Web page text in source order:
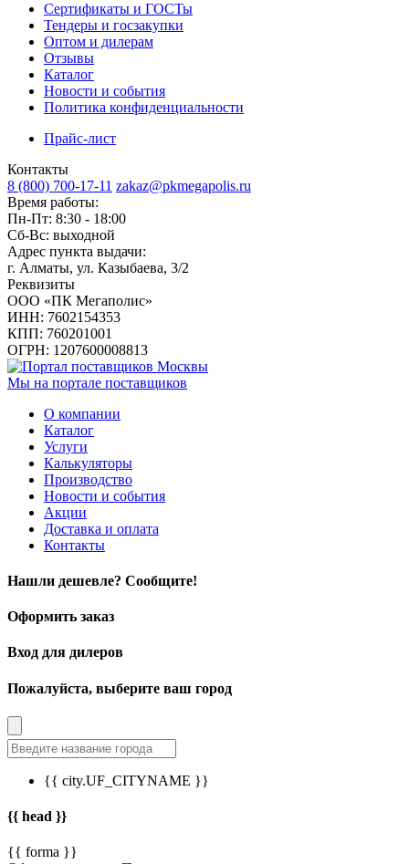
Сертификаты и ГОСТы
Тендеры и госзакупки
Оптом и дилерам
Отзывы
Каталог
Новости и события
Политика конфиденциальности
Прайс-лист
Контакты
8 (800) 700-17-11 zakaz@pkmegapolis.ru
Время работы:
Пн-Пт: 8:30 - 18:00
Сб-Вс: выходной
Адрес пункта выдачи:
г. Алматы, ул. Казыбаева, 3/2
Реквизиты
ООО «ПК Мегаполис»
ИНН: 7602154353
КПП: 760201001
ОГРН: 1207600008813
Мы на портале поставщиков
О компании
Каталог
Услуги
Калькуляторы
Производство
Новости и события
Акции
Доставка и оплата
Контакты
Нашли дешевле? Сообщите!
Оформить заказ
Вход для дилеров
Пожалуйста, выберите ваш город
{{ city.UF_CITYNAME }}
{{ head }}
{{ forma }}